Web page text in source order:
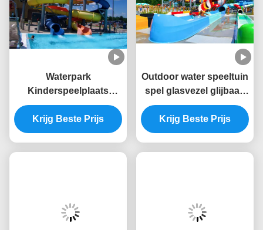
Waterpark
Kinderspeelplaats
Zomerspelapparatuur
Waterglijbaan
Krijg Beste Prijs
Outdoor water speeltuin
spel glasvezel glijbaan
voor zwembad
Krijg Beste Prijs